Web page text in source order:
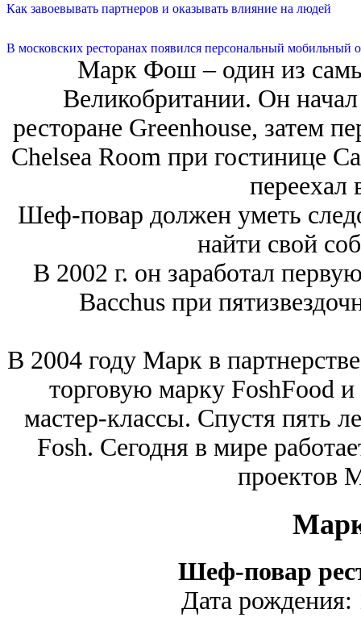
Как завоевывать партнеров и оказывать влияние на людей
В московских ресторанах появился персональный мобильный
Марк Фош – один из
Великобритании. Он
ресторане Greenhouse, затем
Chelsea Room при гостинице
Шеф-повар должен уметь
найти свой
В 2002 г. он заработал
Bacchus при
В 2004 году Марк в
торговую марку FoshFood
мастер-классы. Спустя пять
Fosh. Сегодня в мире
проектов
Шеф-повар
Дата рождения: